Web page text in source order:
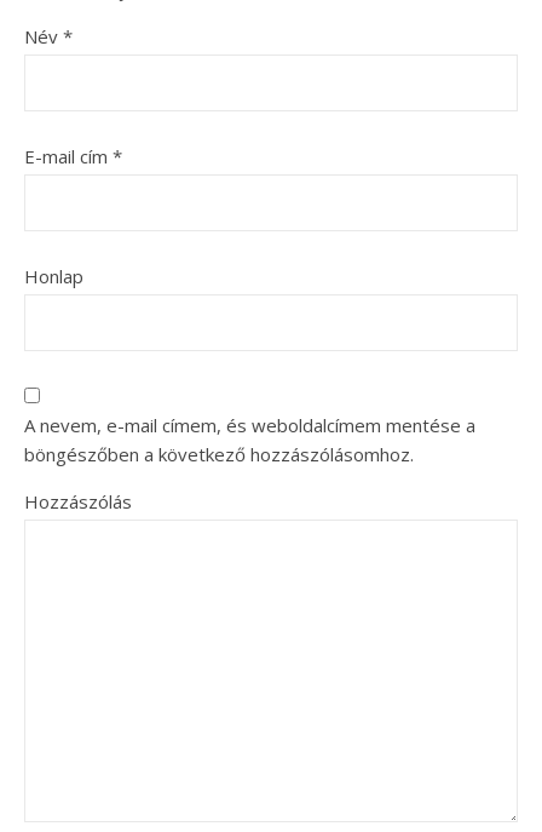
Név *
E-mail cím *
Honlap
A nevem, e-mail címem, és weboldalcímem mentése a
böngészőben a következő hozzászólásomhoz.
Hozzászólás